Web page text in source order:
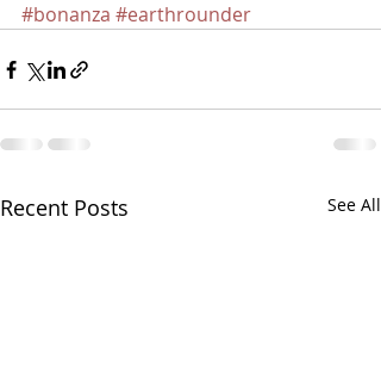
#bonanza #earthrounder
Recent Posts See All